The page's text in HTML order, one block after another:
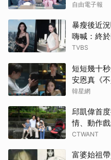
自由電子報
暴瘦後近
嗨喊：終
TVBS
短短幾十
安恩真《
友直呼：太
韓星網
邱凱偉首
情、動作
CTWANT
富婆始祖